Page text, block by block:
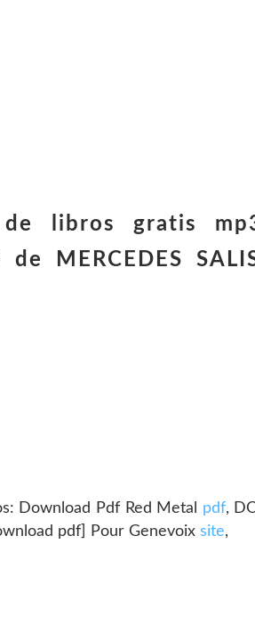
de libros gratis
de MERCEDES
Download Pdf Red Metal pdf,
pdf] Pour Genevoix site,